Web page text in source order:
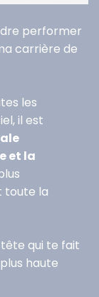
performer
carrière de
les
il est
et la
toute la
qui te fait
haute